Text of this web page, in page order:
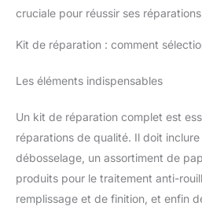
cruciale pour réussir ses
Kit de réparation : comment
Les éléments indispensables
Un kit de réparation complet est
réparations de qualité. Il doit
débosselage, un assortiment de
produits pour le traitement anti-
remplissage et de finition, et enfin